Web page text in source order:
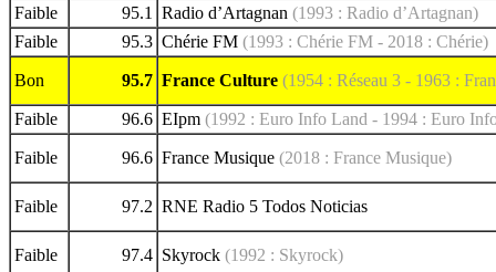
Faible 95.1 Radio d’Artagnan (1993 : Radio d’Artagnan)
Faible
95.3 Chérie FM (1993 : Chérie FM - 2018 : Chérie)
Bon 95.7 France Culture (1954 : Réseau 3 - 1963 :
Faible 96.6 EIpm (1992 : Euro Info Land - 1994 : Euro
Faible 96.6 France Musique (2018 : France Musique)
Faible 97.2 RNE Radio 5 Todos Noticias
Faible 97.4 Skyrock (1992 : Skyrock)